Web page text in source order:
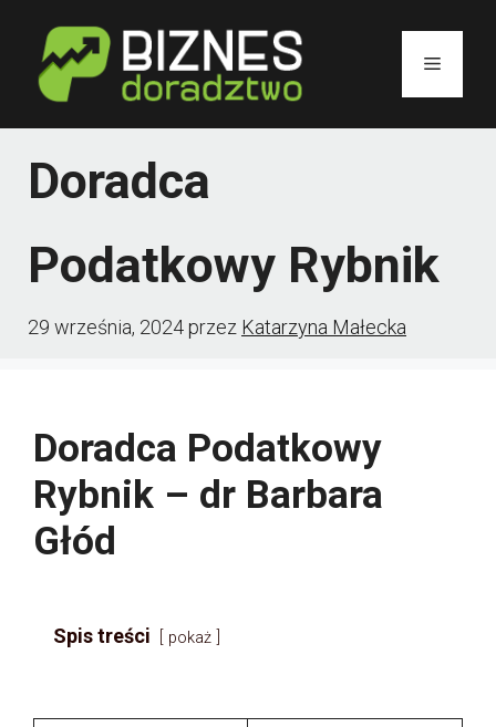
treści
Menu
Doradca
Podatkowy Rybnik
29 września, 2024przez Katarzyna Małecka
Doradca Podatkowy
Rybnik – dr Barbara
Głód
Spis treści pokaż